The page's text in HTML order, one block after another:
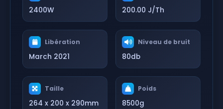
2400W 200.00 J/Th
Libération
March 2021
Niveau de bruit
80db
Taille
264 x 200 x 290mm
Poids
8500g